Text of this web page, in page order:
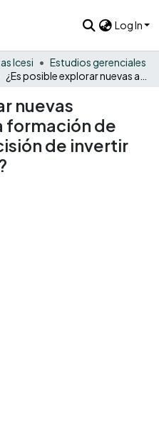
Log In
Icesi
Estudios gerenciales
nuevas
formación de
de invertir